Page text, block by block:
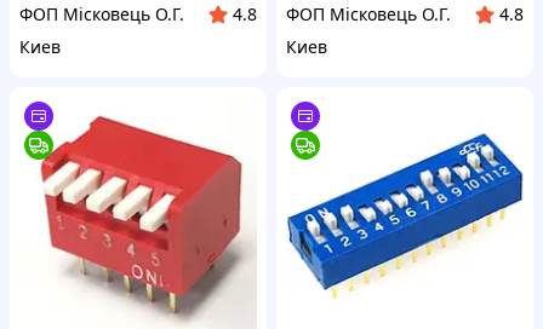
ФОП Місковець О.Г.
4.8
Киев
ФОП Місковець О.Г.
4.8
Киев